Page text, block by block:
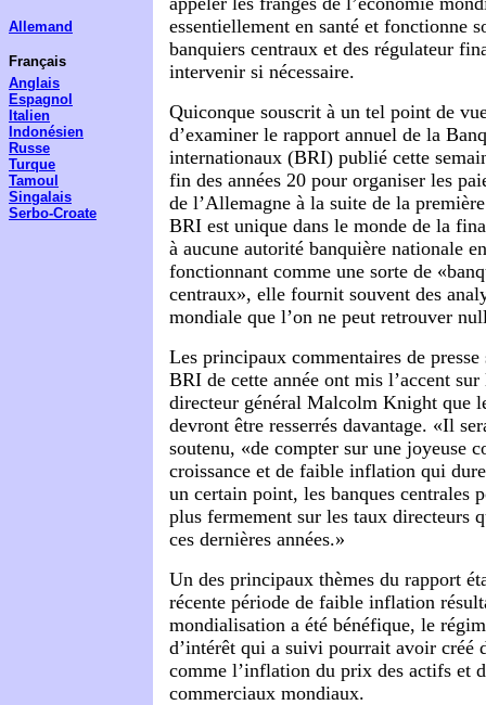
Allemand
Français
Anglais
Espagnol
Italien
Indonésien
Russe
Turque
Tamoul
Singalais
Serbo-Croate
essentiellement en santé et fonctionne
banquiers centraux et des régulateur
intervenir si nécessaire.
Quiconque souscrit à un tel point de
d’examiner le rapport annuel de la
internationaux (BRI) publié cette
fin des années 20 pour organiser les
de l’Allemagne à la suite de la
BRI est unique dans le monde de la
à aucune autorité banquière nationale
fonctionnant comme une sorte de
centraux», elle fournit souvent des
mondiale que l’on ne peut retrouver
Les principaux commentaires de
BRI de cette année ont mis l’accent sur
directeur général Malcolm Knight que
devront être resserrés davantage. «Il
soutenu, «de compter sur une joyeuse
croissance et de faible inflation qui
un certain point, les banques centrales
plus fermement sur les taux directeurs
ces dernières années.»
Un des principaux thèmes du rapport
récente période de faible inflation
mondialisation a été bénéfique, le
d’intérêt qui a suivi pourrait avoir créé
comme l’inflation du prix des actifs et
commerciaux mondiaux.